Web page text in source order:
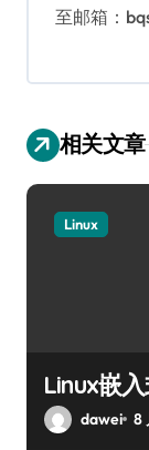
至邮箱：
相关文章
Linux
Linux嵌
dawei 8